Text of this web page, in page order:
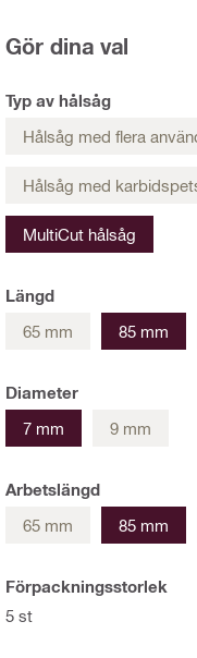
Gör dina val
Typ av hålsåg
Hålsåg med flera
Hålsåg med
MultiCut hålsåg
Längd
65 mm
85 mm
Diameter
7 mm
9 mm
Arbetslängd
65 mm
85 mm
Förpackningsstorlek
5 st